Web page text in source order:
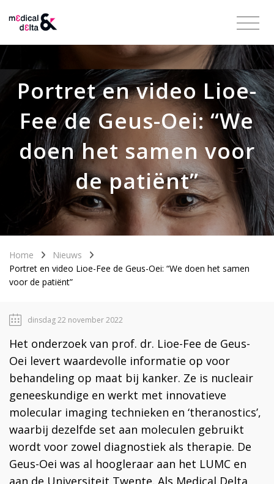
Portret en video Lioe-
Fee de Geus-Oei: “We
doen het samen voor
de patiënt”
Home
Nieuws
Portret en video Lioe-Fee de Geus-Oei: “We doen het samen
voor de patiënt”
dinsdag 22 november 2022
Het onderzoek van prof. dr. Lioe-Fee de Geus-
Oei levert waardevolle informatie op voor
behandeling op maat bij kanker. Ze is nucleair
geneeskundige en werkt met innovatieve
molecular imaging technieken en ‘theranostics’,
waarbij dezelfde set aan moleculen gebruikt
wordt voor zowel diagnostiek als therapie. De
Geus-Oei was al hoogleraar aan het LUMC en
aan de Universiteit Twente. Als Medical Delta